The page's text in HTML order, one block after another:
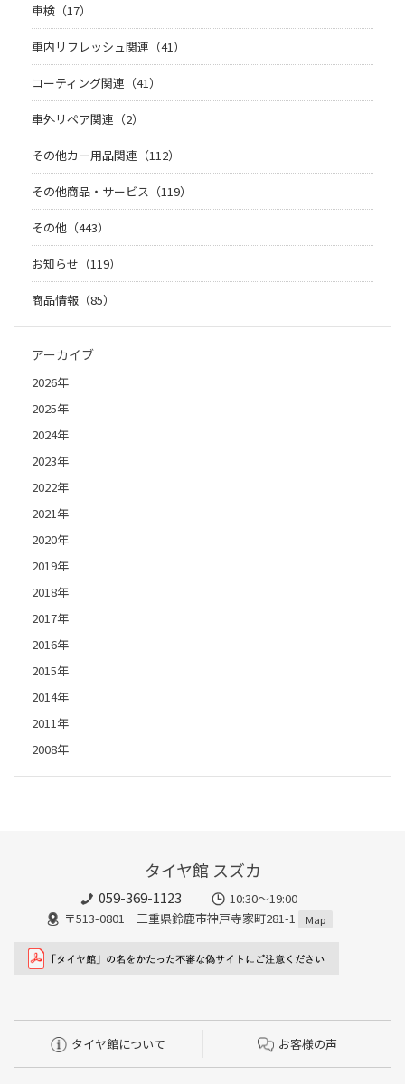
車検（17）
車内リフレッシュ関連（41）
コーティング関連（41）
車外リペア関連（2）
その他カー用品関連（112）
その他商品・サービス（119）
その他（443）
お知らせ（119）
商品情報（85）
アーカイブ
2026年
2025年
2024年
2023年
2022年
2021年
2020年
2019年
2018年
2017年
2016年
2015年
2014年
2011年
2008年
タイヤ館 スズカ
059-369-1123
10:30～19:00
〒513-0801 三重県鈴鹿市神戸寺家町281-1
Map
タイヤ館について お客様の声